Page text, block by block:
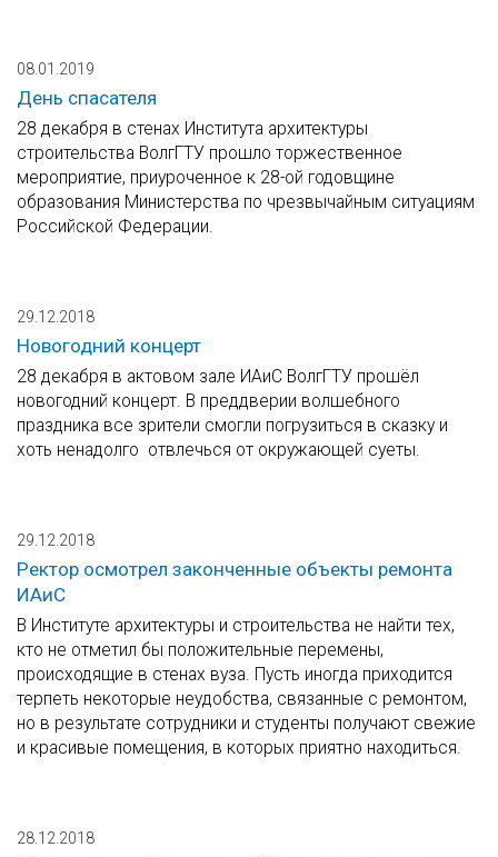
08.01.2019
День спасателя
28 декабря в стенах Института архитектуры
строительства ВолгГТУ прошло торжественное
мероприятие, приуроченное к 28-ой годовщине
образования Министерства по чрезвычайным ситуациям
Российской Федерации.
29.12.2018
Новогодний концерт
28 декабря в актовом зале ИАиС ВолгГТУ прошёл
новогодний концерт. В преддверии волшебного
праздника все зрители cмогли погрузиться в сказку и
хоть ненадолго отвлечься от окружающей суеты.
29.12.2018
Ректор осмотрел законченные объекты ремонта
ИАиС
В Институте архитектуры и строительства не найти тех,
кто не отметил бы положительные перемены,
происходящие в стенах вуза. Пусть иногда приходится
терпеть некоторые неудобства, связанные с ремонтом,
но в результате сотрудники и студенты получают свежие
и красивые помещения, в которых приятно находиться.
28.12.2018